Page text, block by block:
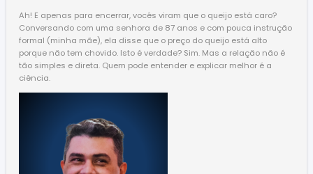
Ah! E apenas para encerrar, vocês viram que o queijo está caro?
Conversando com uma senhora de 87 anos e com pouca instrução
formal (minha mãe), ela disse que o preço do queijo está alto
porque não tem chovido. Isto é verdade? Sim. Mas a relação não é
tão simples e direta. Quem pode entender e explicar melhor é a
ciência.